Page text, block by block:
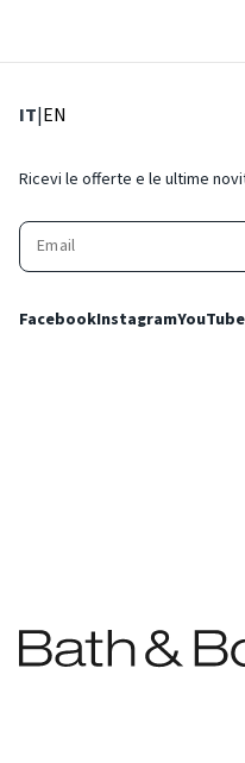
IT: Lingua corrente
|EN
Ricevi le offerte e le ultime
FacebookInstagramYouTube